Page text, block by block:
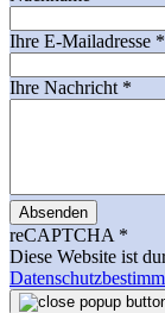
Ihre E-Mailadresse *
Ihre Nachricht *
Absenden
reCAPTCHA *
Diese Website ist